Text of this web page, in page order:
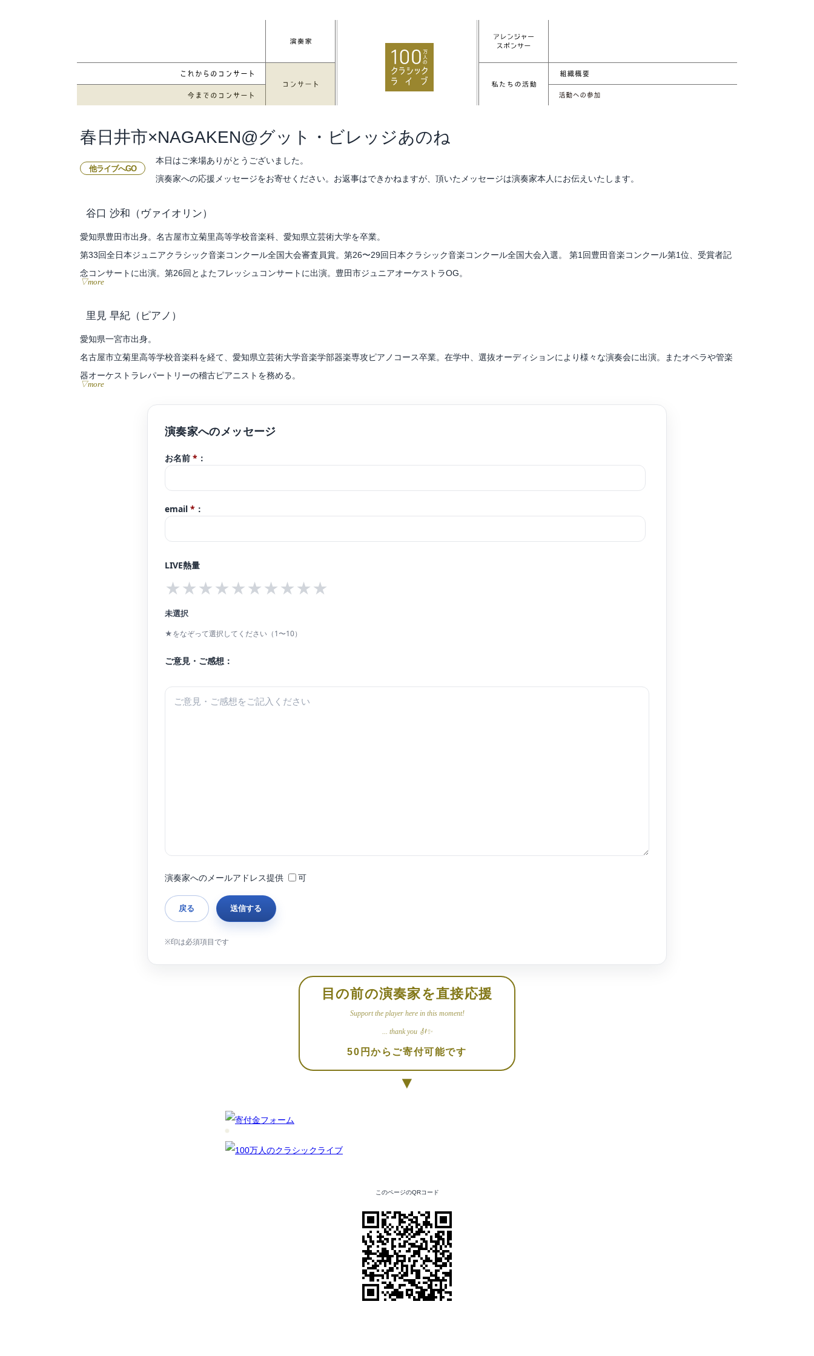
春日井市×NAGAKEN@グット・ビレッジあのね
他ライブへGO
本日はご来場ありがとうございました。
演奏家への応援メッセージをお寄せください。お返事はできかねますが、頂いたメッセージは演奏家本人にお伝えいたします。
谷口 沙和 （ヴァイオリン）
愛知県豊田市出身。名古屋市立菊里高等学校音楽科、愛知県立芸術大学を卒業。
第33回全日本ジュニアクラシック音楽コンクール全国大会審査員賞。第26〜29回日本クラシック音楽コンクール全国大会入選。 第1回豊田音楽コンクール第1位、受賞者記
念コンサートに出演。第26回とよたフレッシュコンサートに出演。豊田市ジュニアオーケストラOG。
会晩餐会、豊田市制記念式典などで演奏。テレビ愛知SPドラマ「忘れっぽいハムレット」本編音楽のヴァイオリン演奏を担当。
令和6年度、豊田市文化振興財団より豊田文化新人賞を受賞。 同年、豊田市文化振興財団の推薦により公益財団法人とよしん育英財団より表彰、助成を受ける。 2022年よ
りON music project パートナーシップアーティスト。現在、東海地方を中心に演奏活動を活発に行う。
▽more
里見 早紀 （ピアノ）
愛知県一宮市出身。
名古屋市立菊里高等学校音楽科を経て、愛知県立芸術大学音楽学部器楽専攻ピアノコース卒業。在学中、選抜オーディションにより様々な演奏会に出演。またオペラや管楽
器オーケストラレパートリーの稽古ピアニストを務める。
ON music project主催リレーコンサートVol.118「燈-ともしび-」、ドキュメンタリー里見早紀「音に想いをのせて歩むコンサート」にてソロリサイタルを開催。
ェ、商業施設などでも積極的に演奏をお届けしている。
FMいちのみやラジオパーソナリティー。
▽more
お名前 * ：
email * ：
LIVE熱量
★★★★★★★★★★
未選択
★をなぞって選択してください（1〜10）
ご意見・ご感想：
演奏家へのメールアドレス提供 可
目の前の演奏家を直接応援
Support the player here in this moment!
... thank you 🎻✨
50円からご寄付可能です
▼
このページのQRコード